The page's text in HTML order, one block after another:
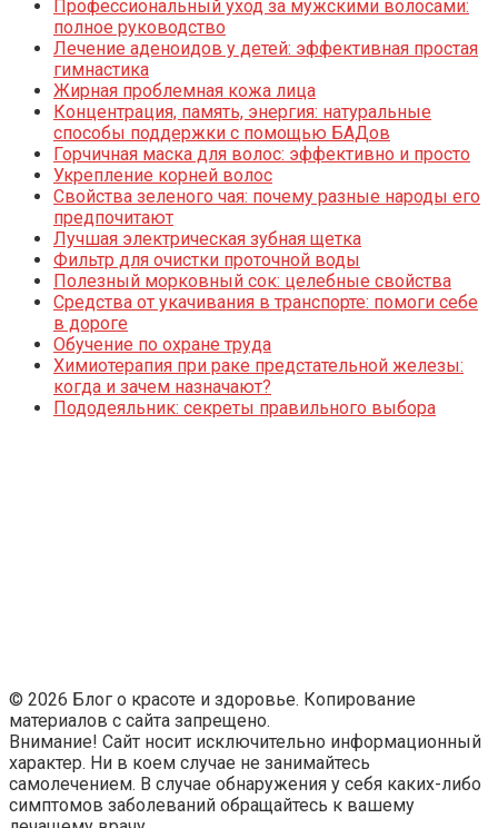
Профессиональный уход за мужскими волосами:
полное руководство
Лечение аденоидов у детей: эффективная простая
гимнастика
Жирная проблемная кожа лица
Концентрация, память, энергия: натуральные
способы поддержки с помощью БАДов
Горчичная маска для волос: эффективно и просто
Укрепление корней волос
Свойства зеленого чая: почему разные народы его
предпочитают
Лучшая электрическая зубная щетка
Фильтр для очистки проточной воды
Полезный морковный сок: целебные свойства
Средства от укачивания в транспорте: помоги себе
в дороге
Обучение по охране труда
Химиотерапия при раке предстательной железы:
когда и зачем назначают?
Пододеяльник: секреты правильного выбора
© 2026 Блог о красоте и здоровье. Копирование
материалов с сайта запрещено.
Внимание! Сайт носит исключительно информационный
характер. Ни в коем случае не занимайтесь
самолечением. В случае обнаружения у себя каких-либо
симптомов заболеваний обращайтесь к вашему